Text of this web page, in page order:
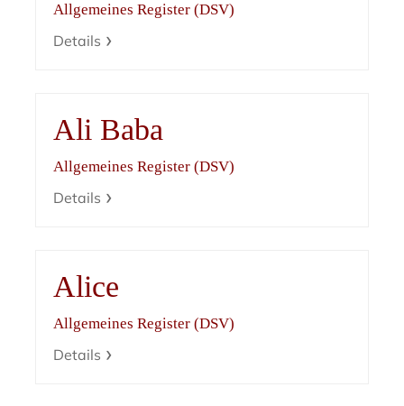
Allgemeines Register (DSV)
Details
Ali Baba
Allgemeines Register (DSV)
Details
Alice
Allgemeines Register (DSV)
Details